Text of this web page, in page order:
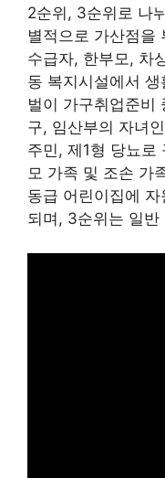
2순위, 3순위로 나
별적으로 가산점을
수급자, 한부모, 차
동 복지시설에서
벌이 가구취업준비
구, 임산부의 자녀
주민, 제1형 당뇨로
모 가족 및 조손 가
동급 어린이집에
되며, 3순위는 일반